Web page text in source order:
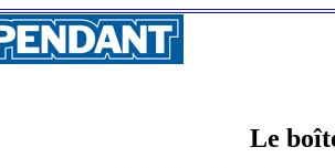
Le